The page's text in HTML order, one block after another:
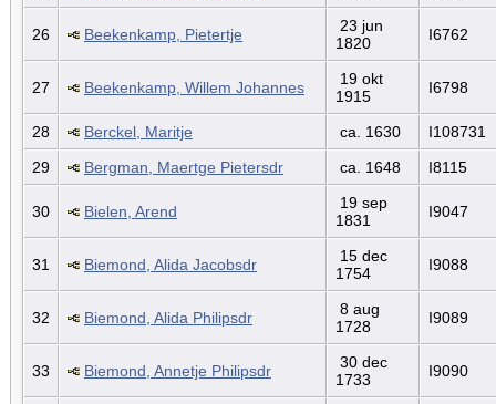
26 Beekenkamp, Pietertje
23 jun
1820
I6762
27 Beekenkamp, Willem Johannes
19 okt
1915
I6798
28 Berckel, Maritje ca. 1630
I108731
29
Bergman, Maertge Pietersdr ca. 1648 I8115
30 Bielen, Arend
19 sep
1831
I9047
31 Biemond, Alida Jacobsdr
15 dec
1754
I9088
32 Biemond, Alida Philipsdr
8 aug
1728
I9089
33 Biemond, Annetje Philipsdr
30 dec
1733
I9090